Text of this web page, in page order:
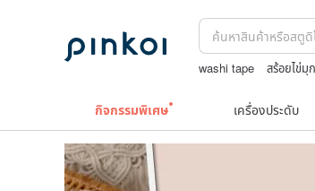
washi tape สร้อยไข่มุ
กิจกรรมพิเศษ เครื่องประดับ